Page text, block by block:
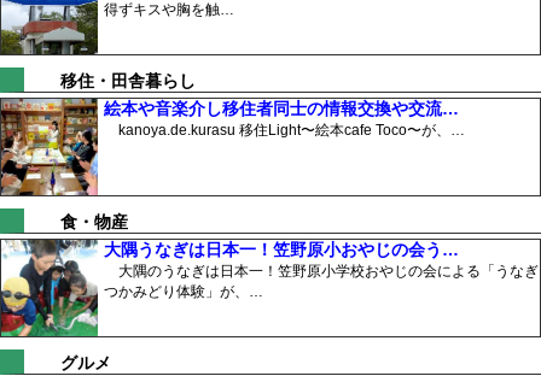
得ずキスや胸を触…
移住・田舎暮らし
絵本や音楽介し移住者同士の情報交換や交流…
kanoya.de.kurasu 移住Light〜絵本cafe Toco〜が、…
食・物産
大隅うなぎは日本一！笠野原小おやじの会う…
大隅のうなぎは日本一！笠野原小学校おやじの会による「うなぎ
つかみどり体験」が、…
グルメ